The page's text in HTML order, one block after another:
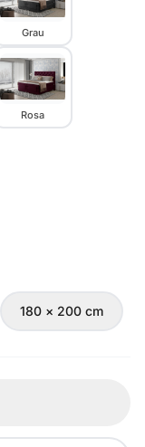
Grau
Rosa
180 × 200 cm